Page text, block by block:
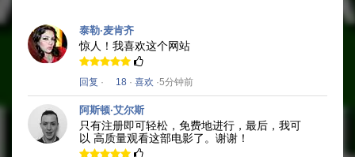
泰勒·麦肯齐
惊人！ 我喜欢这个网站
回复 · 18 · 喜欢 ·5分钟前
阿斯顿·艾尔斯
只有注册即可轻松，免费地进行，最后，我可
以 高质量观看这部电影了。 谢谢！